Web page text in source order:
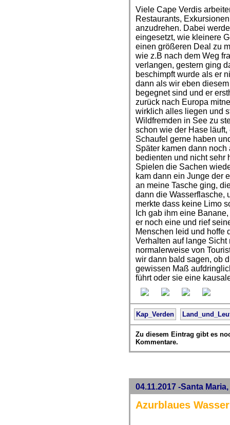
Viele Cape Verdis
Restaurants,
anzudrehen. Dabei
eingesetzt, wie kleinere
einen größeren Deal zu
wie z.B nach dem Weg
verlangen, gestern ging
beschimpft wurde als er
dann als wir eben
begegnet sind und er
zurück nach Europa
wirklich alles liegen und
Wildfremden in See zu
schon wie der Hase
Schaufel gerne haben
Später kamen dann
bedienten und nicht sehr
Spielen die Sachen
kam dann ein Junge der
an meine Tasche ging,
dann die Wasserflasche,
merkte dass keine Limo
Ich gab ihm eine
er noch eine und rief
Menschen leid und hoffe
Verhalten auf lange
normalerweise von
wir dann bald sagen, ob
gewissen Maß
führt oder sie eine
Kap_Verden
Zu diesem Eintrag gibt es
Kommentare.
04.11.2017 -Santa
Azurblaues